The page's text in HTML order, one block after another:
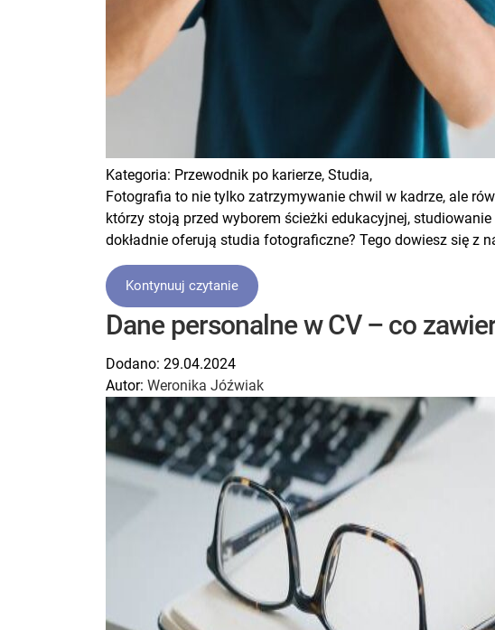
Kategoria: Przewodnik po karierze, Studia,
Fotografia to nie tylko zatrzymywanie chwil w kadrze, ale
którzy stoją przed wyborem ścieżki edukacyjnej,
dokładnie oferują studia fotograficzne? Tego dowiesz się z
Kontynuuj czytanie
Dane personalne w CV – co
Dodano: 29.04.2024
Autor: Weronika Jóźwiak